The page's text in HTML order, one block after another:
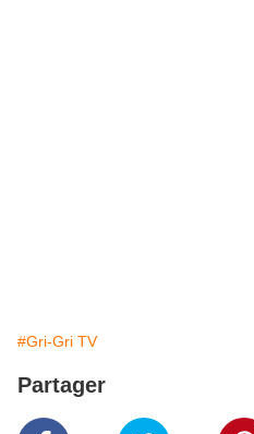
#Gri-Gri TV
Partager